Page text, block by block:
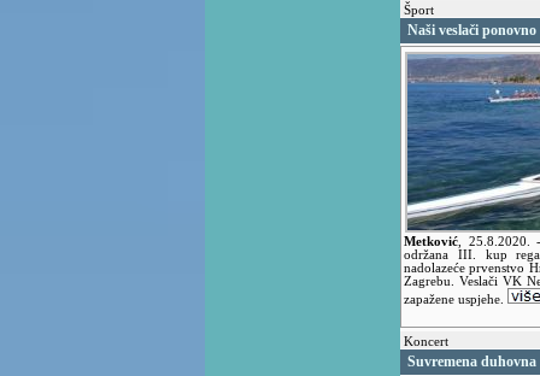
Šport
Naši veslači
Metković 25.8.2020.
održana III. kup
nadolazeće prvenstvo
Zagrebu. Veslači VK
zapažene uspjehe.
Koncert
Suvremena